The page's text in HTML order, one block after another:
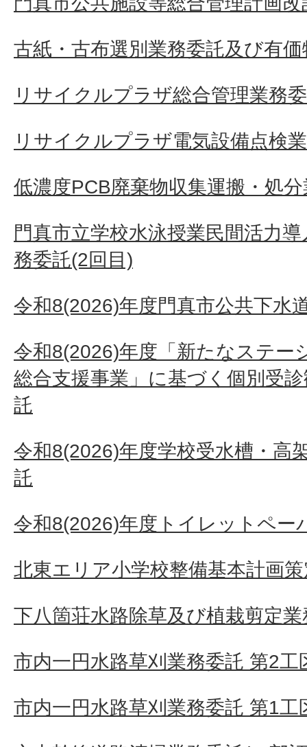
古紙・古布選別業務委託及び有
リサイクルプラザ総合管理業務
リサイクルプラザ電気設備点検
低濃度PCB廃棄物収集運搬・処
門真市立学校水泳授業民間活力
務委託(2回目)
令和8(2026)年度門真市公共下水
令和8(2026)年度「新たなステー
総合支援事業」に基づく個別受
託
令和8(2026)年度学校受水槽・高
託
令和8(2026)年度トイレットペー
北東エリア小学校整備基本計画
下八箇荘水路除草及び植栽剪定
市内一円水路草刈業務委託 第2工
市内一円水路草刈業務委託 第1工